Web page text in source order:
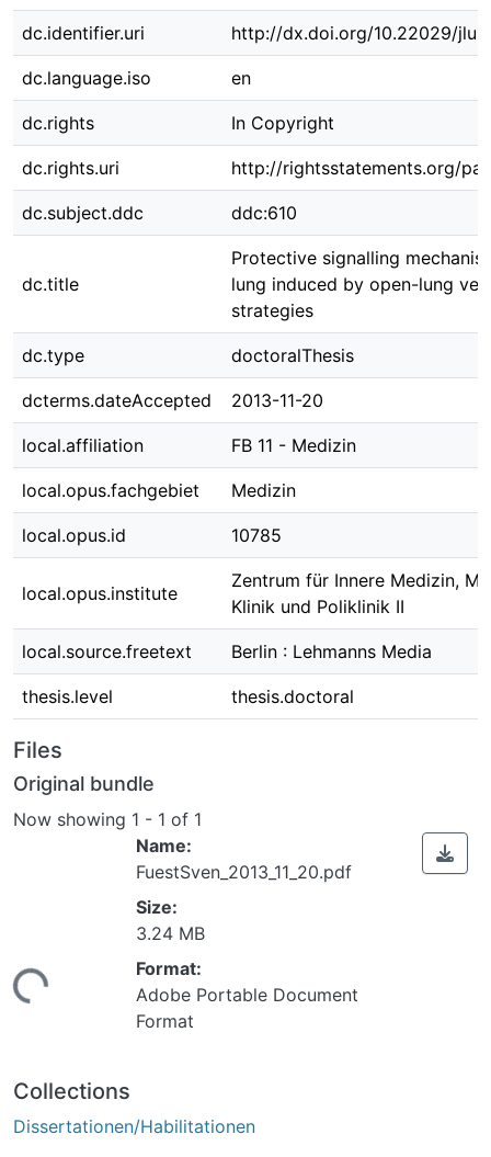
dc.identifier.uri http://dx.doi.org/10.22029/
dc.language.iso en
dc.rights In Copyright
dc.rights.uri http://rightsstatements.org/
dc.subject.ddc ddc:610
dc.title
Protective signalling
lung induced by open-lung
strategies
dc.type doctoralThesis
dcterms.dateAccepted 2013-11-20
local.affiliation FB 11 - Medizin
local.opus.fachgebiet Medizin
local.opus.id 10785
local.opus.institute
Zentrum für Innere Medizin,
Klinik und Poliklinik II
local.source.freetext Berlin : Lehmanns Media
thesis.level thesis.doctoral
Files
Original bundle
Now showing 1 - 1 of 1
Name:
FuestSven_2013_11_20.pdf
Size:
3.24 MB
Format:
Adobe Portable Document
Format
Collections
Dissertationen/Habilitationen